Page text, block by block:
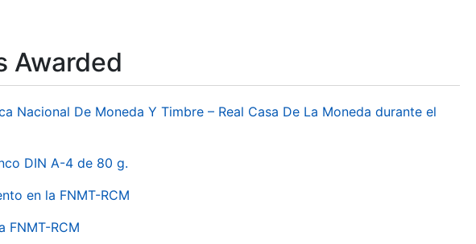
Awarded
Nacional De Moneda Y Timbre – Real Casa De La Moneda durante el
DIN A-4 de 80 g.
en la FNMT-RCM
FNMT-RCM